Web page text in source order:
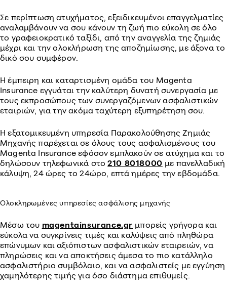
Σε περίπτωση ατυχήματος, εξειδικευμένοι επαγγελματίες
αναλαμβάνουν να σου κάνουν τη ζωή πιο εύκολη σε όλο
το γραφειοκρατικό ταξίδι, από την αναγγελία της ζημιάς
μέχρι και την ολοκλήρωση της αποζημίωσης, με άξονα το
δικό σου συμφέρον.
Η έμπειρη και καταρτισμένη ομάδα του Magenta
Insurance εγγυάται την καλύτερη δυνατή συνεργασία με
τους εκπροσώπους των συνεργαζόμενων ασφαλιστικών
εταιριών, για την ακόμα ταχύτερη εξυπηρέτηση σου.
Η εξατομικευμένη υπηρεσία Παρακολούθησης Ζημιάς
Μηχανής παρέχεται σε όλους τους ασφαλισμένους του
Magenta Insurance εφόσον εμπλακούν σε ατύχημα και το
δηλώσουν τηλεφωνικά στο210 8018000 με πανελλαδική
κάλυψη, 24 ώρες το 24ώρο, επτά ημέρες την εβδομάδα.
Ολοκληρωμένες υπηρεσίες ασφάλισης μηχανής
Μέσω του magentainsurance.gr μπορείς γρήγορα και
εύκολα να συγκρίνεις τιμές και καλύψεις από πληθώρα
επώνυμων και αξιόπιστων ασφαλιστικών εταιρειών, να
πληρώσεις και να αποκτήσεις άμεσα το πιο κατάλληλο
ασφαλιστήριο συμβόλαιο, και να ασφαλιστείς με εγγύηση
χαμηλότερης τιμής για όσο διάστημα επιθυμείς.